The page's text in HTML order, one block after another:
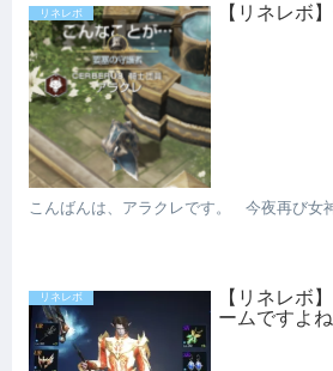
リネレボ 【リネレボ
こんばんは、アラクレです。 今夜再び女
リネレボ
【リネレボ
ームですよね